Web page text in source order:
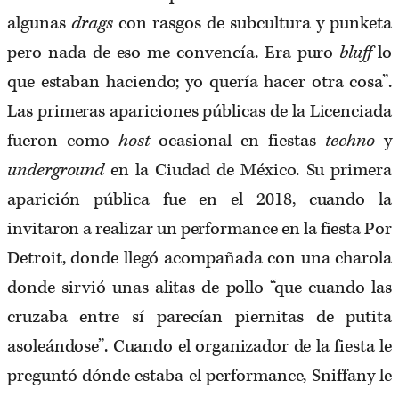
algunas dragscon rasgos de subcultura y punketa
pero nada de eso me convencía. Era puro blufflo
que estaban haciendo; yo quería hacer otra cosa”.
Las primeras apariciones públicas de la Licenciada
fueron comohostocasional en fiestastechnoy
undergrounden la Ciudad de México. Su primera
aparición pública fue en el 2018, cuando la
invitaron a realizar un performance en la fiesta Por
Detroit, donde llegó acompañada con una charola
donde sirvió unas alitas de pollo “que cuando las
cruzaba entre sí parecían piernitas de putita
asoleándose”. Cuando el organizador de la fiesta le
preguntó dónde estaba el performance, Sniffany le